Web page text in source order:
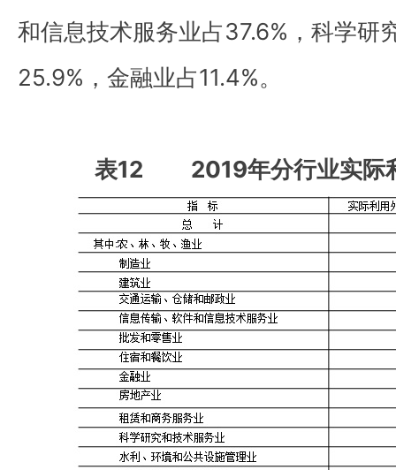
和信息技术服务业占37.6%，科学研
25.9%，金融业占11.4%。
表12 2019年分行业实际